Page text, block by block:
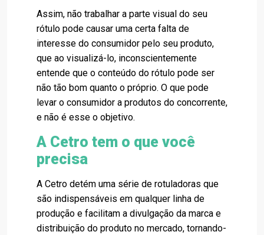
Assim, não trabalhar a parte visual do seu
rótulo pode causar uma certa falta de
interesse do consumidor pelo seu produto,
que ao visualizá-lo, inconscientemente
entende que o conteúdo do rótulo pode ser
não tão bom quanto o próprio. O que pode
levar o consumidor a produtos do concorrente,
e não é esse o objetivo.
A Cetro tem o que você
precisa
A Cetro detém uma série de rotuladoras que
são indispensáveis em qualquer linha de
produção e facilitam a divulgação da marca e
distribuição do produto no mercado, tornando-